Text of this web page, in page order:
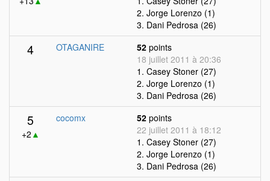
2. Jorge Lorenzo (1)
3. Dani Pedrosa (26)
4 OTAGANIRE 52 points
18 juillet 2011 à 20:36
1. Casey Stoner (27)
2. Jorge Lorenzo (1)
3. Dani Pedrosa (26)
5
+2 ▲
cocomx 52 points
22 juillet 2011 à 18:12
1. Casey Stoner (27)
2. Jorge Lorenzo (1)
3. Dani Pedrosa (26)